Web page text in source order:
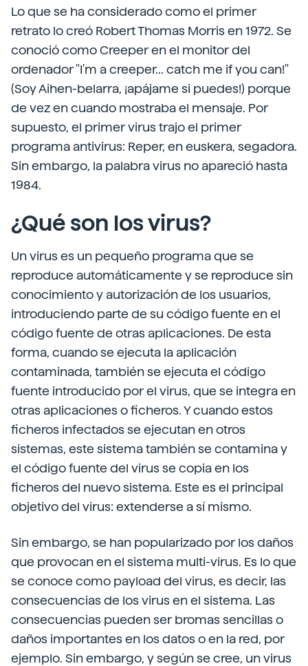
Lo que se ha considerado como el primer
retrato lo creó Robert Thomas Morris en 1972. Se
conoció como Creeper en el monitor del
ordenador "I'm a creeper... catch me if you can!"
(Soy Aihen-belarra, ¡apájame si puedes!) porque
de vez en cuando mostraba el mensaje. Por
supuesto, el primer virus trajo el primer
programa antivirus: Reper, en euskera, segadora.
Sin embargo, la palabra virus no apareció hasta
1984.
¿Qué son los virus?
Un virus es un pequeño programa que se
reproduce automáticamente y se reproduce sin
conocimiento y autorización de los usuarios,
introduciendo parte de su código fuente en el
código fuente de otras aplicaciones. De esta
forma, cuando se ejecuta la aplicación
contaminada, también se ejecuta el código
fuente introducido por el virus, que se integra en
otras aplicaciones o ficheros. Y cuando estos
ficheros infectados se ejecutan en otros
sistemas, este sistema también se contamina y
el código fuente del virus se copia en los
ficheros del nuevo sistema. Este es el principal
objetivo del virus: extenderse a sí mismo.
Sin embargo, se han popularizado por los daños
que provocan en el sistema multi-virus. Es lo que
se conoce como payload del virus, es decir, las
consecuencias de los virus en el sistema. Las
consecuencias pueden ser bromas sencillas o
daños importantes en los datos o en la red, por
ejemplo. Sin embargo, y según se cree, un virus